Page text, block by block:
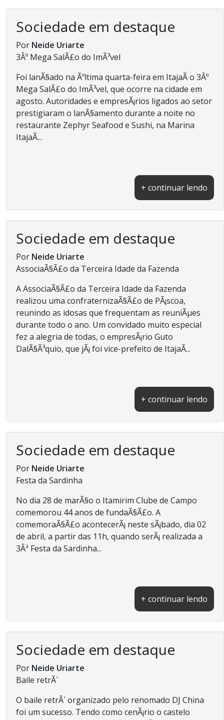
Sociedade em destaque
Por Neide Uriarte
3Âº Mega SalÃ£o do ImÃ³vel
Foi lanÃ§ado na Ãºltima quarta-feira em ItajaÃ­ o 3Âº
Mega SalÃ£o do ImÃ³vel, que ocorre na cidade em
agosto. Autoridades e empresÃ¡rios ligados ao setor
prestigiaram o lanÃ§amento durante a noite no
restaurante Zephyr Seafood e Sushi, na Marina
ItajaÃ­...
+ continuar lendo
Sociedade em destaque
Por Neide Uriarte
AssociaÃ§Ã£o da Terceira Idade da Fazenda
A AssociaÃ§Ã£o da Terceira Idade da Fazenda
realizou uma confraternizaÃ§Ã£o de PÃ¡scoa,
reunindo as idosas que frequentam as reuniÃµes
durante todo o ano. Um convidado muito especial
fez a alegria de todas, o empresÃ¡rio Guto
DalÃ§Ã³quio, que jÃ¡ foi vice-prefeito de ItajaÃ­...
+ continuar lendo
Sociedade em destaque
Por Neide Uriarte
Festa da Sardinha
No dia 28 de marÃ§o o Itamirim Clube de Campo
comemorou 44 anos de fundaÃ§Ã£o. A
comemoraÃ§Ã£o acontecerÃ¡ neste sÃ¡bado, dia 02
de abril, a partir das 11h, quando serÃ¡ realizada a
3Âª Festa da Sardinha...
+ continuar lendo
Sociedade em destaque
Por Neide Uriarte
Baile retrÃ´
O baile retrÃ´ organizado pelo renomado DJ China
foi um sucesso. Tendo como cenÃ¡rio o castelo